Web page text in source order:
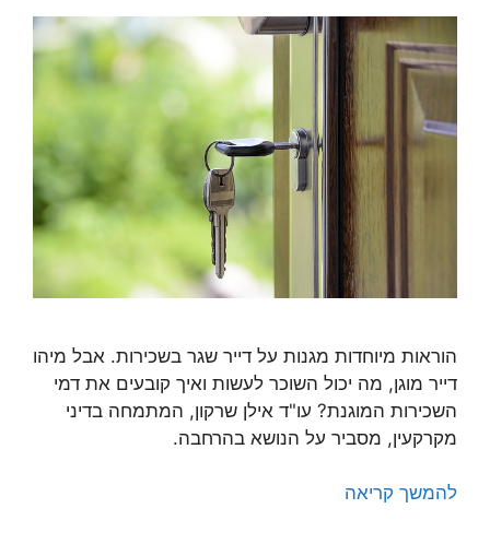
הוראות מיוחדות מגנות על דייר שגר בשכירות. אבל מיהו
דייר מוגן, מה יכול השוכר לעשות ואיך קובעים את דמי
השכירות המוגנת? עו"ד אילן שרקון, המתמחה בדיני
מקרקעין, מסביר על הנושא בהרחבה.
להמשך קריאה